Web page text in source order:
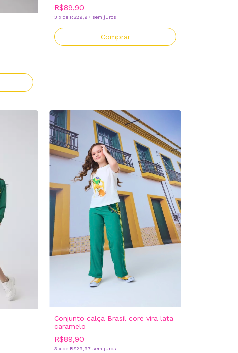
R$89,90
3 x de R$29,97 sem juros
Comprar
Conjunto calça Brasil core vira lata
caramelo
R$89,90
3 x de R$29,97 sem juros